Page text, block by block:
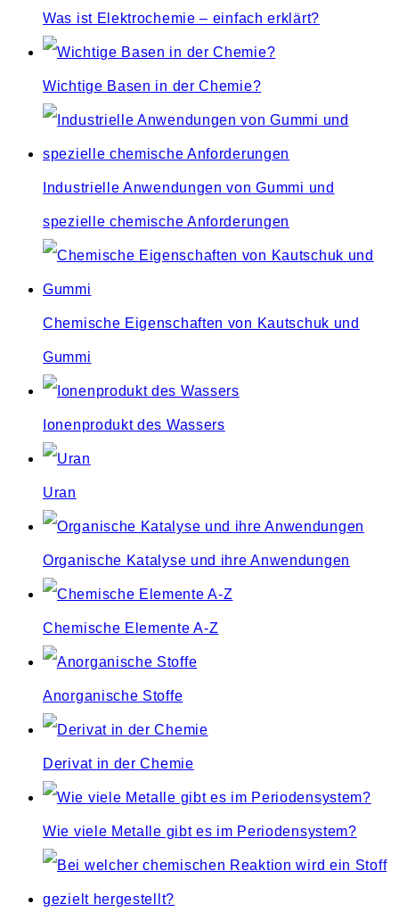
Was ist Elektrochemie – einfach erklärt?
Wichtige Basen in der Chemie?
Industrielle Anwendungen von Gummi und
spezielle chemische Anforderungen
Chemische Eigenschaften von Kautschuk und
Gummi
Ionenprodukt des Wassers
Uran
Organische Katalyse und ihre Anwendungen
Chemische Elemente A-Z
Anorganische Stoffe
Derivat in der Chemie
Wie viele Metalle gibt es im Periodensystem?